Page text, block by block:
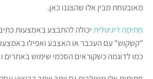
מאובטחת מבין אלו שהצגנו כאן.
חתימה דיגיטליתיכולה להתבצע באמצעות
"קשקוש" עם העכבר או האצבע ואפילו
כמו לדוגמה כשקוראים הסכמי שימוש באתרים